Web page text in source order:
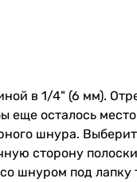
в 1/4" (6 мм).
еще осталось
шнура.
сторону
шнуром под